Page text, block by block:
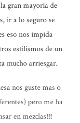
gran mayoría de
ir a lo seguro se
eso nos impida
estilismos de un
mucho arriesgar.
nos guste mas o
pero me ha
en mezclas!!!